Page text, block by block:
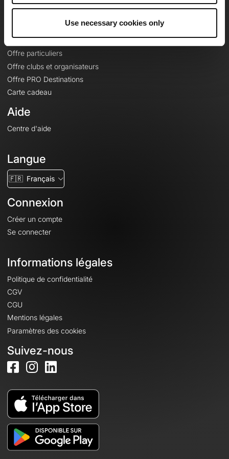
Use necessary cookies only
Offres
Fonds de cartes topographiques
Fonctionnalités
Offre particuliers
Offre clubs et organisateurs
Offre PRO Destinations
Carte cadeau
Aide
Centre d'aide
Langue
🇫🇷 Français
Connexion
Créer un compte
Se connecter
Informations légales
Politique de confidentialité
CGV
CGU
Mentions légales
Paramètres des cookies
Suivez-nous